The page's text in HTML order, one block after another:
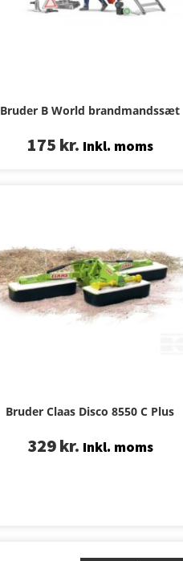
Bruder B World brandmandssæt
175 kr. Inkl. moms
Bruder Claas Disco 8550 C Plus
329kr. Inkl. moms